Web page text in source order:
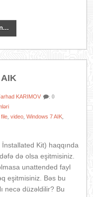
KARIMOV : 0
,video ,Windows 7 AIK
Kit) haqqında
də olsa eşitmisiniz.
unattended fayl
eşitmisiniz. Bəs bu
necə düzəldilir? Bu